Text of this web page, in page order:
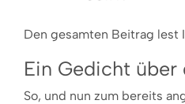
Den gesamten Beitrag lest
Ein Gedicht über
So, und nun zum bereits